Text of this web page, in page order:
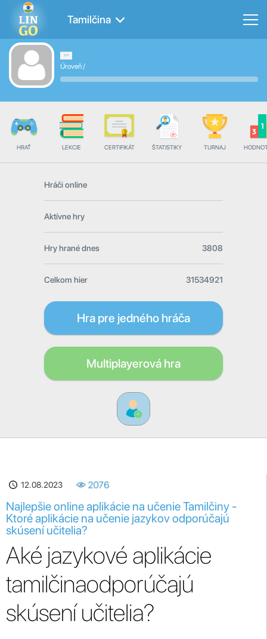
Tamilčina
Úroveň/
HRAŤ LEKCIE CERTIFIKÁT ŠTATISTIKY TURNAJ
Hráči online
Aktívne hry
Hry hrané dnes 3808
Celkom hier 31534921
Hra pre jedného hráča
Multiplayerová hra
12.08.2023 2076
Najlepšie online aplikácie na učenie Tamilčiny -
Ktoré aplikácie na učenie jazykov odporúčajú
skúsení učitelia?
Aké jazykové aplikácie
tamilčinaodporúčajú
skúsení učitelia?